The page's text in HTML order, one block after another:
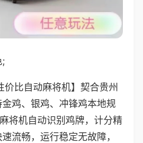
;
价比自动麻将机】契合贵州
鸡、银鸡、冲锋鸡本地规
将机自动识别鸡牌，计分精
流畅，运行稳定无故障，